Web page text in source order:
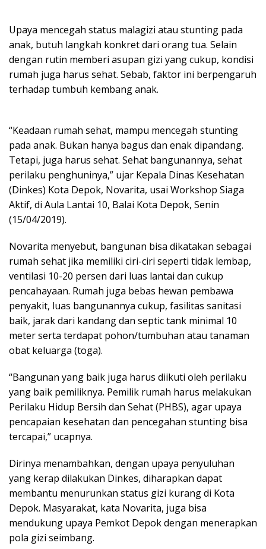
Upaya mencegah status malagizi atau stunting pada
anak, butuh langkah konkret dari orang tua. Selain
dengan rutin memberi asupan gizi yang cukup, kondisi
rumah juga harus sehat. Sebab, faktor ini berpengaruh
terhadap tumbuh kembang anak.
“Keadaan rumah sehat, mampu mencegah stunting
pada anak. Bukan hanya bagus dan enak dipandang.
Tetapi, juga harus sehat. Sehat bangunannya, sehat
perilaku penghuninya,” ujar Kepala Dinas Kesehatan
(Dinkes) Kota Depok, Novarita, usai Workshop Siaga
Aktif, di Aula Lantai 10, Balai Kota Depok, Senin
(15/04/2019).
Novarita menyebut, bangunan bisa dikatakan sebagai
rumah sehat jika memiliki ciri-ciri seperti tidak lembap,
ventilasi 10-20 persen dari luas lantai dan cukup
pencahayaan. Rumah juga bebas hewan pembawa
penyakit, luas bangunannya cukup, fasilitas sanitasi
baik, jarak dari kandang dan septic tank minimal 10
meter serta terdapat pohon/tumbuhan atau tanaman
obat keluarga (toga).
“Bangunan yang baik juga harus diikuti oleh perilaku
yang baik pemiliknya. Pemilik rumah harus melakukan
Perilaku Hidup Bersih dan Sehat (PHBS), agar upaya
pencapaian kesehatan dan pencegahan stunting bisa
tercapai,” ucapnya.
Dirinya menambahkan, dengan upaya penyuluhan
yang kerap dilakukan Dinkes, diharapkan dapat
membantu menurunkan status gizi kurang di Kota
Depok. Masyarakat, kata Novarita, juga bisa
mendukung upaya Pemkot Depok dengan menerapkan
pola gizi seimbang.